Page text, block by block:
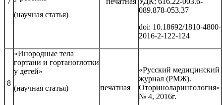
(научная статья)
089.878-053.37
doi: 10.18692/1810-4800-
2016-2-122-124
8
«Инородные тела
гортани и гортаноглотки
у детей»
(научная статья)
печатная
«Русский медицинский
журнал (РМЖ).
Оториноларингология»
№ 4, 2016г.